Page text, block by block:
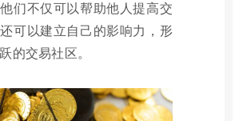
们不仅可以帮助他人提高交
可以建立自己的影响力，形
的交易社区。